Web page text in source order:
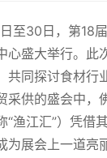
30日，第18届
心盛大举行。此
共同探讨食材行
采供的盛会中，
“渔江汇”）凭借
为展会上一道亮